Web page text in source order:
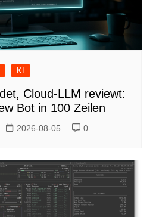
KI
Cloud-LLM reviewt:
Bot in 100 Zeilen
2026-08-05 0